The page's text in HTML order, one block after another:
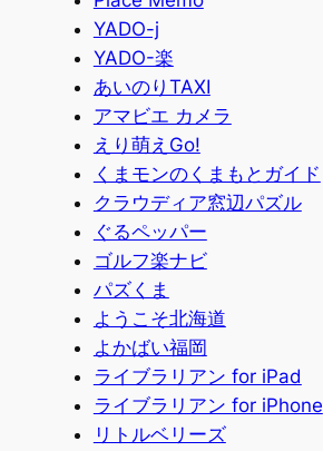
YADO-j
YADO-楽
あいのりTAXI
アマビエ カメラ
えり萌えGo!
くまモンのくまもとガイド
クラウディア窓辺パズル
ぐるペッパー
ゴルフ楽ナビ
パズくま
ようこそ北海道
よかばい福岡
ライブラリアン for iPad
ライブラリアン for iPhone
リトルベリーズ